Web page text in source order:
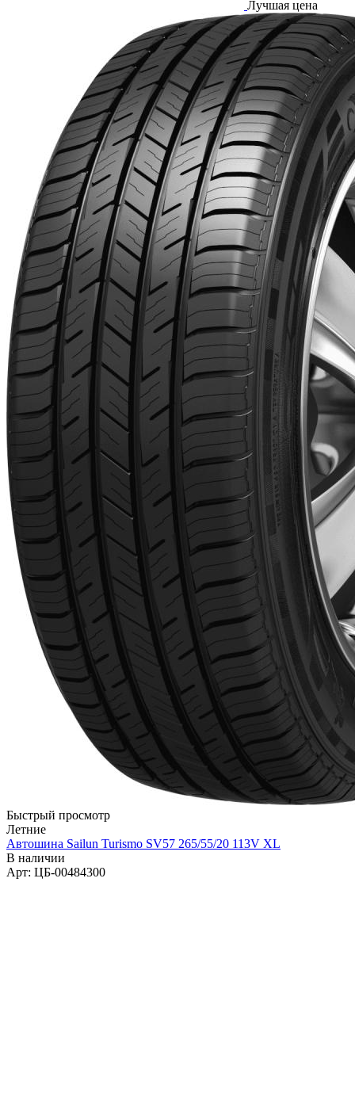
Лучшая цена
Быстрый просмотр
Летние
Автошина Sailun Turismo SV57 265/55/20 113V XL
В наличии
Арт: ЦБ-00484300